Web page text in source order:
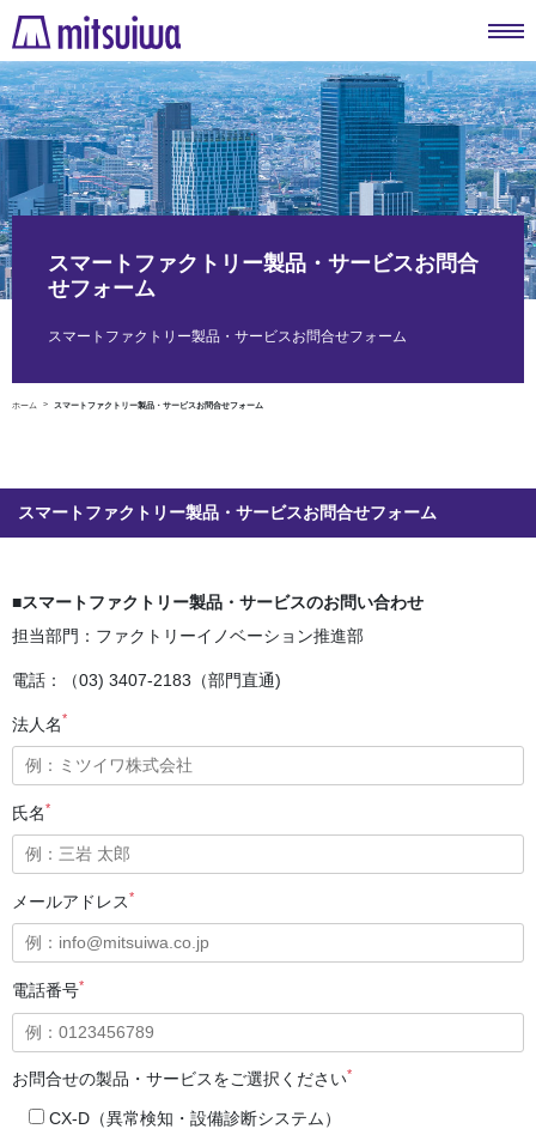
ホーム スマートファクトリー製品・サービスお問合せフォーム
スマートファクトリー製品・サービスお問合
せフォーム
スマートファクトリー製品・サービスお問合せフォーム
スマートファクトリー製品・サービスお問合せフォーム
■スマートファクトリー製品・サービスのお問い合わせ
担当部門：ファクトリーイノベーション推進部
電話：（03) 3407-2183（部門直通)
法人名*
氏名*
メールアドレス*
電話番号*
お問合せの製品・サービスをご選択ください*
CX-D（異常検知・設備診断システム）